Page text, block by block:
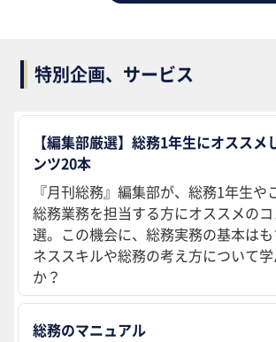
特別企画、サービス
【編集部厳選】総務1年生にオススメ
ンツ20本
『月刊総務』編集部が、総務1年生や
総務業務を担当する方にオススメの
選。この機会に、総務実務の基本は
ネススキルや総務の考え方について
か？
総務のマニュアル